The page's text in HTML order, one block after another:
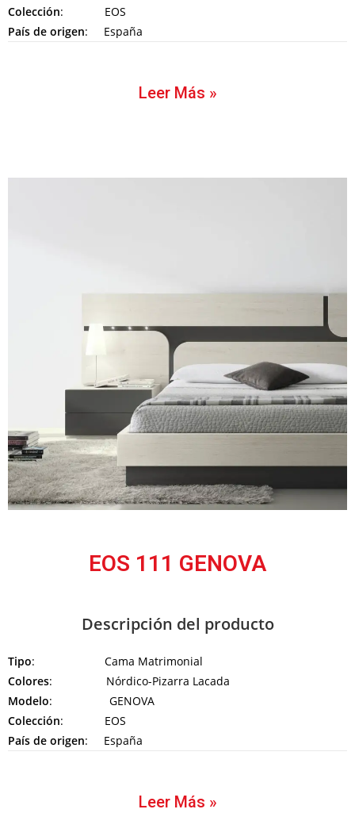
Colección: EOS
País de origen: España
Leer Más »
EOS 111 GENOVA
Descripción del producto
Tipo: Cama Matrimonial
Colores: Nórdico-Pizarra Lacada
Modelo: GENOVA
Colección: EOS
País de origen: España
Leer Más »